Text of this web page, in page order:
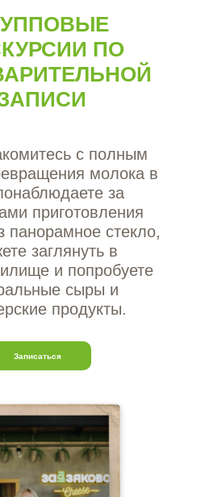
с полным
молока в
за
приготовления
панорамное стекло,
заглянуть в
и попробуете
сыры и
продукты.
ПО
Записаться